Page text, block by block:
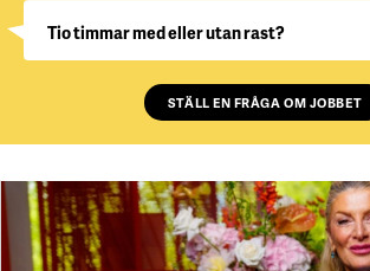
Tio timmar med eller utan rast?
STÄLL EN FRÅGA OM JOBBET